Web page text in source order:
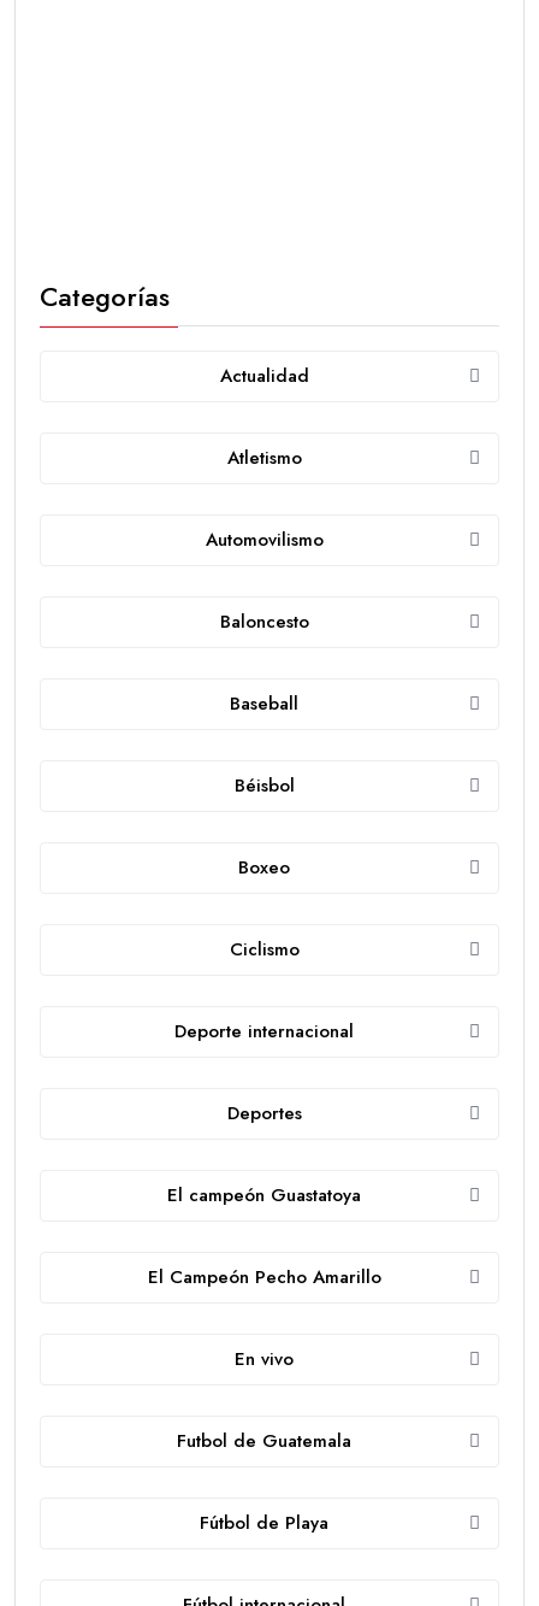
Categorías
Actualidad
Atletismo
Automovilismo
Baloncesto
Baseball
Béisbol
Boxeo
Ciclismo
Deporte internacional
Deportes
El campeón Guastatoya
El Campeón Pecho Amarillo
En vivo
Futbol de Guatemala
Fútbol de Playa